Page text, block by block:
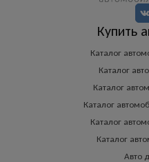
Купить
Каталог
Каталог
Каталог
Каталог
Каталог
Каталог
Авто